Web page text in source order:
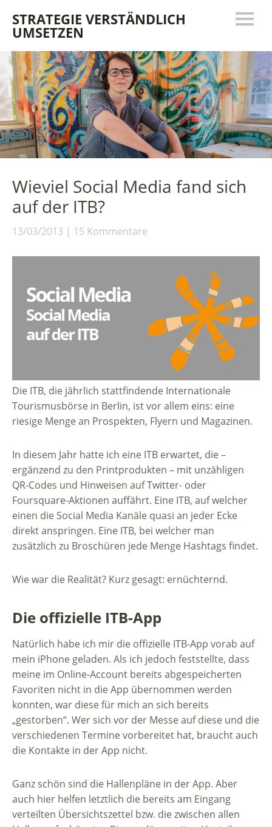
STRATEGIE VERSTÄNDLICH
UMSETZEN
Wieviel Social Media fand sich
auf der ITB?
13/03/2013 15 Kommentare
Die ITB, die jährlich stattfindende Internationale
Tourismusbörse in Berlin, ist vor allem eins: eine
riesige Menge an Prospekten, Flyern und Magazinen.
In diesem Jahr hatte ich eine ITB erwartet, die –
ergänzend zu den Printprodukten – mit unzähligen
QR-Codes und Hinweisen auf Twitter- oder
Foursquare-Aktionen auffährt. Eine ITB, auf welcher
einen die Social Media Kanäle quasi an jeder Ecke
direkt anspringen. Eine ITB, bei welcher man
zusätzlich zu Broschüren jede Menge Hashtags findet.
Wie war die Realität? Kurz gesagt: ernüchternd.
Die offizielle ITB-App
Natürlich habe ich mir die offizielle ITB-App vorab auf
mein iPhone geladen. Als ich jedoch feststellte, dass
meine im Online-Account bereits abgespeicherten
Favoriten nicht in die App übernommen werden
konnten, war diese für mich an sich bereits
„gestorben“. Wer sich vor der Messe auf diese und die
verschiedenen Termine vorbereitet hat, braucht auch
die Kontakte in der App nicht.
Ganz schön sind die Hallenpläne in der App. Aber
auch hier helfen letztlich die bereits am Eingang
verteilten Übersichtszettel bzw. die zwischen allen